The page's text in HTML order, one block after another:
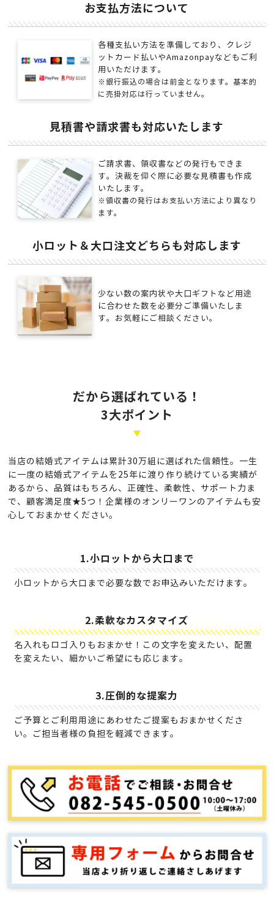
お支払方法について
各種支払い方法を準備しており、クレジ
ットカード払いやAmazonpayなどもご利
用いただけます。
※銀行振込の場合は前金となります。基本的
に売掛対応は行っていません。
見積書や請求書も対応いたします
ご請求書、領収書などの発行もできま
す。決裁を仰ぐ際に必要な見積書も作成
いたします。
※領収書の発行はお支払い方法により異なり
ます。
小ロット＆大口注文どちらも対応します
少ない数の案内状や大口ギフトなど用途
に合わせた数を必要分ご準備いたしま
す。お気軽にご相談ください。
だから選ばれている！
3大ポイント
当店の結婚式アイテムは累計30万組に選ばれた信頼性。 一生
に一度の結婚式アイテムを25年に渡り作り続けている実績が
あるから、 品質はもちろん、正確性、柔軟性、サポート力ま
で、顧客満足度★5つ！企業様のオンリーワンのアイテムも安
心しておまかせください。
1.小ロットから大口まで
小ロットから大口まで必要な数で お申込みいただけます。
2.柔軟なカスタマイズ
名入れもロゴ入りもおまかせ！ この文字を変えたい、配置
を変えたい、細かいご希望にも応じます。
3.圧倒的な提案力
ご予算とご利用用途にあわせたご提案もおまかせくださ
い。ご担当者様の負担を軽減できます。